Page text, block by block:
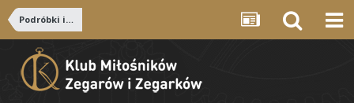
Podróbki i zapytania o autentyczność